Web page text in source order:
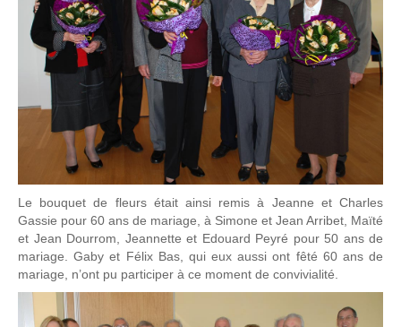
Le bouquet de fleurs était ainsi remis à Jeanne et Charles
Gassie pour 60 ans de mariage, à Simone et Jean Arribet, Maïté
et Jean Dourrom, Jeannette et Edouard Peyré pour 50 ans de
mariage. Gaby et Félix Bas, qui eux aussi ont fêté 60 ans de
mariage, n’ont pu participer à ce moment de convivialité.